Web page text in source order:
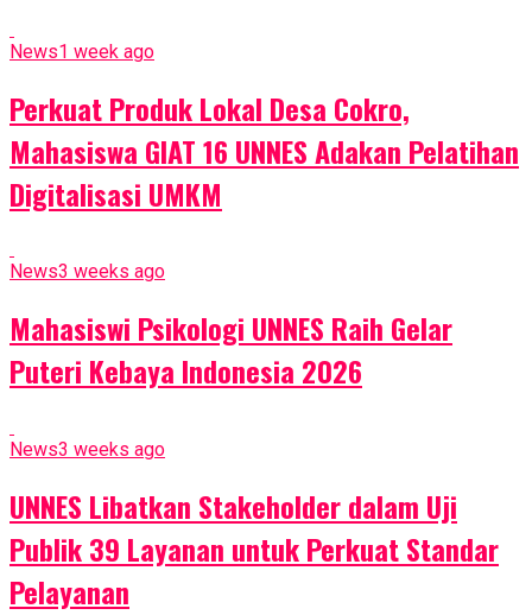
News1 week ago
Perkuat Produk Lokal Desa Cokro,
Mahasiswa GIAT 16 UNNES Adakan Pelatihan
Digitalisasi UMKM
News3 weeks ago
Mahasiswi Psikologi UNNES Raih Gelar
Puteri Kebaya Indonesia 2026
News3 weeks ago
UNNES Libatkan Stakeholder dalam Uji
Publik 39 Layanan untuk Perkuat Standar
Pelayanan